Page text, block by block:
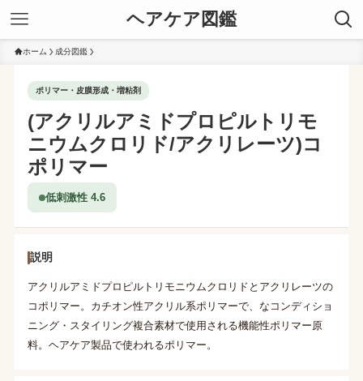
ヘアケア図鑑
ホーム 成分図鑑
ポリマー・皮膜形成・増粘剤
(アクリルアミドプロピルトリモ
ニウムクロリド/アクリレーツ)コ
ポリマー
低刺激性 4.6
説明
アクリルアミドプロピルトリモニウムクロリドとアクリレーツの
コポリマー。カチオン性アクリル系ポリマーで、なコンディショ
ニング・スタイリング複合素材で使用される機能性ポリマー原
料。ヘアケア製品で使われるポリマー。